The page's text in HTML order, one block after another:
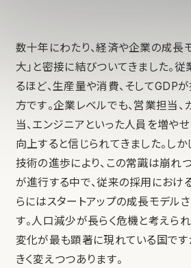
数十年にわたり、経済や企業の成長
大」と密接に結びついてきました。
るほど、生産量や消費、そしてGDP
方です。企業レベルでも、営業担当
当、エンジニアといった人員を増や
向上すると信じられてきました。しか
技術の進歩により、この常識は崩れ
が進行する中で、従来の採用におけ
らにはスタートアップの成長モデル
す。人口減少が長らく危機と考えら
変化が最も顕著に現れている国です
きく変えつつあります。